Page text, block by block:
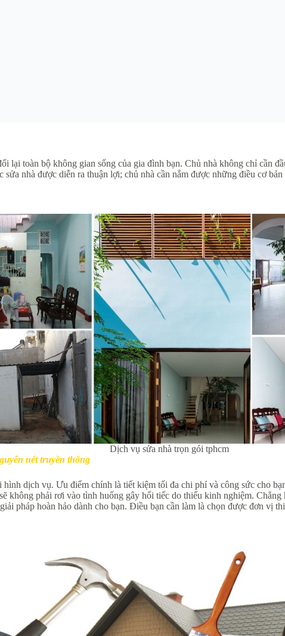
lại toàn bộ không gian sống của gia đình bạn. Chủ nhà không chỉ cần
nhà được diễn ra thuận lợi; chủ nhà cần nắm được những điều cơ bản
Dịch vụ sửa nhà trọn gói tphcm
nét truyền thống
dịch vụ. Ưu điểm chính là tiết kiệm tối đa chi phí và công sức cho
không phải rơi vào tình huống gây hối tiếc do thiếu kinh nghiệm.
pháp hoàn hảo dành cho bạn. Điều bạn cần làm là chọn được đơn vị